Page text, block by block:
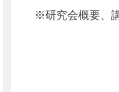
※研究会概要、